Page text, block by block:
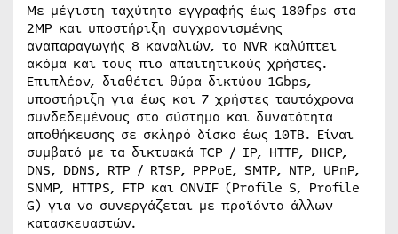
Με μέγιστη ταχύτητα εγγραφής έως 180fps στα
2MP και υποστήριξη συγχρονισμένης
αναπαραγωγής 8 καναλιών, το NVR καλύπτει
ακόμα και τους πιο απαιτητικούς χρήστες.
Επιπλέον, διαθέτει θύρα δικτύου 1Gbps,
υποστήριξη για έως και 7 χρήστες ταυτόχρονα
συνδεδεμένους στο σύστημα και δυνατότητα
αποθήκευσης σε σκληρό δίσκο έως 10TB. Είναι
συμβατό με τα δικτυακά TCP / IP, HTTP, DHCP,
DNS, DDNS, RTP / RTSP, PPPoE, SMTP, NTP, UPnP,
SNMP, HTTPS, FTP και ONVIF (Profile S, Profile
G) για να συνεργάζεται με προϊόντα άλλων
κατασκευαστών.